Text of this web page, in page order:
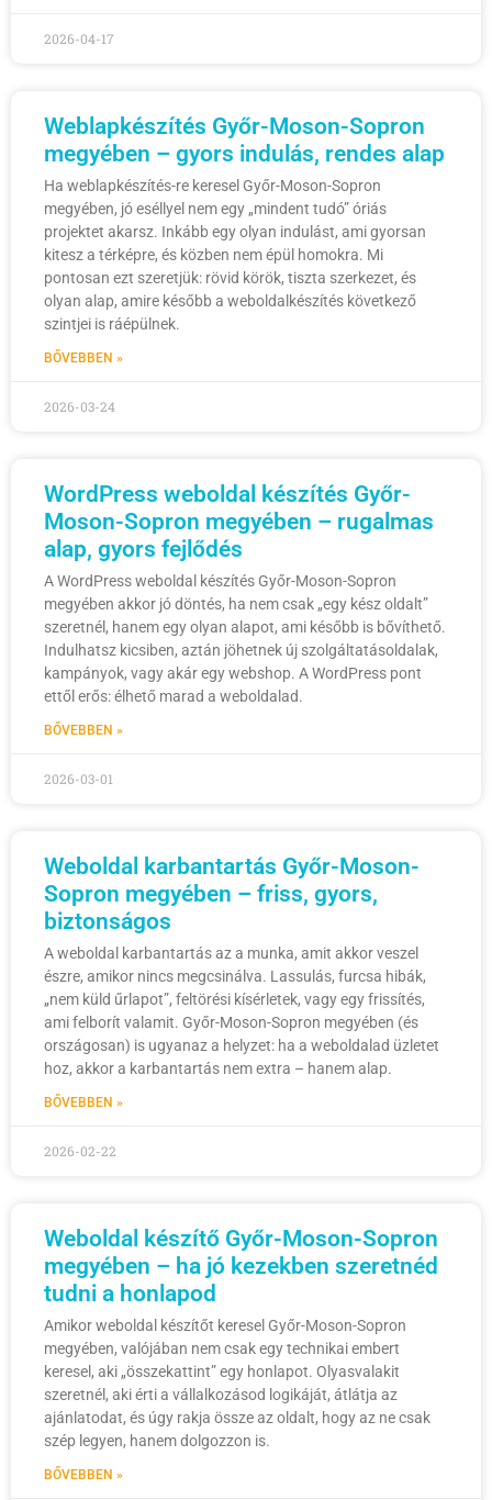
2026-04-17
Weblapkészítés Győr-Moson-Sopron
megyében – gyors indulás, rendes alap
Ha weblapkészítés-re keresel Győr-Moson-Sopron
megyében, jó eséllyel nem egy „mindent tudó” óriás
projektet akarsz. Inkább egy olyan indulást, ami gyorsan
kitesz a térképre, és közben nem épül homokra. Mi
pontosan ezt szeretjük: rövid körök, tiszta szerkezet, és
olyan alap, amire később a weboldalkészítés következő
szintjei is ráépülnek.
BŐVEBBEN »
2026-03-24
WordPress weboldal készítés Győr-
Moson-Sopron megyében – rugalmas
alap, gyors fejlődés
A WordPress weboldal készítés Győr-Moson-Sopron
megyében akkor jó döntés, ha nem csak „egy kész oldalt”
szeretnél, hanem egy olyan alapot, ami később is bővíthető.
Indulhatsz kicsiben, aztán jöhetnek új szolgáltatásoldalak,
kampányok, vagy akár egy webshop. A WordPress pont
ettől erős: élhető marad a weboldalad.
BŐVEBBEN »
2026-03-01
Weboldal karbantartás Győr-Moson-
Sopron megyében – friss, gyors,
biztonságos
A weboldal karbantartás az a munka, amit akkor veszel
észre, amikor nincs megcsinálva. Lassulás, furcsa hibák,
„nem küld űrlapot”, feltörési kísérletek, vagy egy frissítés,
ami felborít valamit. Győr-Moson-Sopron megyében (és
országosan) is ugyanaz a helyzet: ha a weboldalad üzletet
hoz, akkor a karbantartás nem extra – hanem alap.
BŐVEBBEN »
2026-02-22
Weboldal készítő Győr-Moson-Sopron
megyében – ha jó kezekben szeretnéd
tudni a honlapod
Amikor weboldal készítőt keresel Győr-Moson-Sopron
megyében, valójában nem csak egy technikai embert
keresel, aki „összekattint” egy honlapot. Olyasvalakit
szeretnél, aki érti a vállalkozásod logikáját, átlátja az
ajánlatodat, és úgy rakja össze az oldalt, hogy az ne csak
szép legyen, hanem dolgozzon is.
BŐVEBBEN »